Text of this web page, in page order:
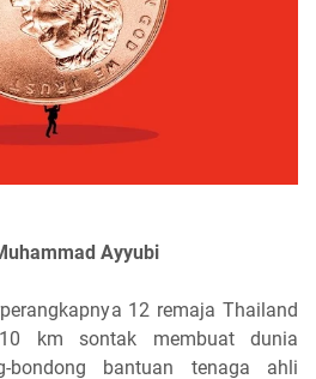
Ayyubi
12 remaja Thailand
km sontak membuat dunia
bondong bantuan tenaga ahli